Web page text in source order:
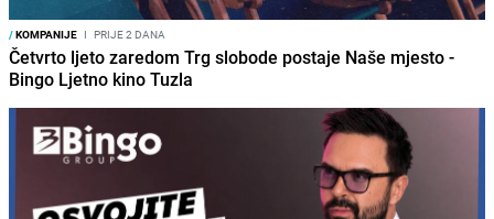
/KOMPANIJE I PRIJE 2 DANA
Četvrto ljeto zaredom Trg slobode postaje Naše mjesto -
Bingo Ljetno kino Tuzla